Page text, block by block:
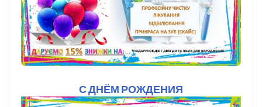
С ДНЁМ РОЖДЕНИЯ